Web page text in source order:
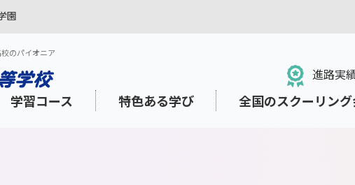
園
のパイオニア
進路実
学習コース 特色ある学び 全国のスクーリン